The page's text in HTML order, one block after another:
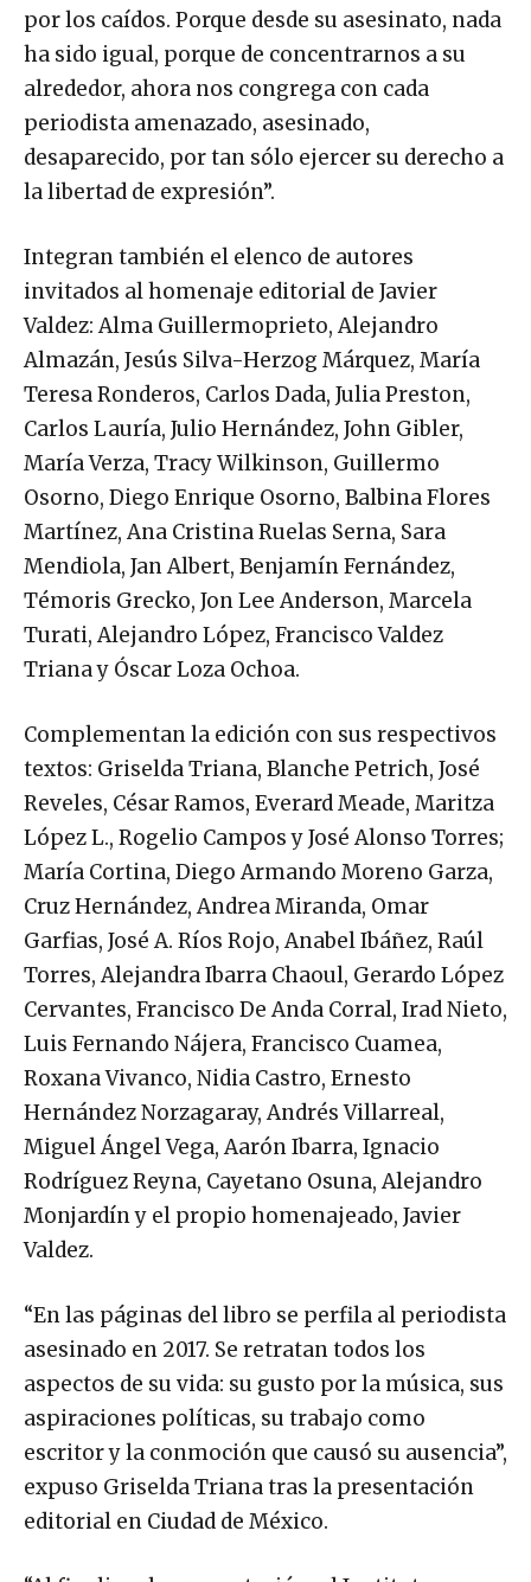
por los caídos. Porque desde su asesinato, nada
ha sido igual, porque de concentrarnos a su
alrededor, ahora nos congrega con cada
periodista amenazado, asesinado,
desaparecido, por tan sólo ejercer su derecho a
la libertad de expresión”.
Integran también el elenco de autores
invitados al homenaje editorial de Javier
Valdez: Alma Guillermoprieto, Alejandro
Almazán, Jesús Silva-Herzog Márquez, María
Teresa Ronderos, Carlos Dada, Julia Preston,
Carlos Lauría, Julio Hernández, John Gibler,
María Verza, Tracy Wilkinson, Guillermo
Osorno, Diego Enrique Osorno, Balbina Flores
Martínez, Ana Cristina Ruelas Serna, Sara
Mendiola, Jan Albert, Benjamín Fernández,
Témoris Grecko, Jon Lee Anderson, Marcela
Turati, Alejandro López, Francisco Valdez
Triana y Óscar Loza Ochoa.
Complementan la edición con sus respectivos
textos: Griselda Triana, Blanche Petrich, José
Reveles, César Ramos, Everard Meade, Maritza
López L., Rogelio Campos y José Alonso Torres;
María Cortina, Diego Armando Moreno Garza,
Cruz Hernández, Andrea Miranda, Omar
Garfias, José A. Ríos Rojo, Anabel Ibáñez, Raúl
Torres, Alejandra Ibarra Chaoul, Gerardo López
Cervantes, Francisco De Anda Corral, Irad Nieto,
Luis Fernando Nájera, Francisco Cuamea,
Roxana Vivanco, Nidia Castro, Ernesto
Hernández Norzagaray, Andrés Villarreal,
Miguel Ángel Vega, Aarón Ibarra, Ignacio
Rodríguez Reyna, Cayetano Osuna, Alejandro
Monjardín y el propio homenajeado, Javier
Valdez.
“En las páginas del libro se perfila al periodista
asesinado en 2017. Se retratan todos los
aspectos de su vida: su gusto por la música, sus
aspiraciones políticas, su trabajo como
escritor y la conmoción que causó su ausencia”,
expuso Griselda Triana tras la presentación
editorial en Ciudad de México.